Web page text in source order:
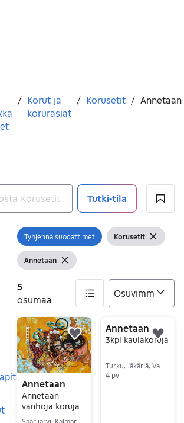
/ Korut ja
korurasiat
/ Korusetit / Annetaan
Tutki-tila
Avaa suodatin
Tyhjennä suodattimet Näytä suodattimet
Korusetit
Näytä suodattimet
Annetaan Tyhjennä suodatin
5
osumaa
5 tulos(ta)
Annetaan
Annetaan
vanhoja koruja
Lisää suosikiksi.
Annetaan
3kpl kaulakoruja
Turku, Jäkärlä, Varsinais-Suomi
4 pv